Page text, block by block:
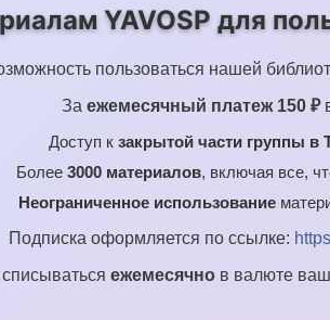
YAVOSP для
пользоваться нашей
За ежемесячный платеж 150 ₽
Доступ к закрытой части группы в
Более 3000 материалов, включая все,
Неограниченное использование
Подписка оформляется по ссылке:
ежемесячно в валюте